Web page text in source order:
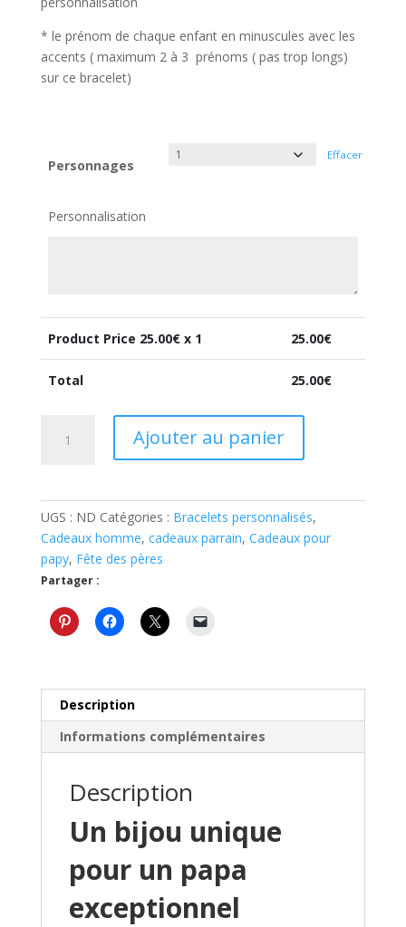
* le prénom de chaque enfant en minuscules avec les
accents ( maximum 2 à 3 prénoms ( pas trop longs)
sur ce bracelet)
Personnages
Effacer
Personnalisation
Product Price 25.00€ x 1 25.00€
Total 25.00€
cadeau
des
Ajouter au panier
UGS : ND Catégories : Bracelets personnalisés,
Cadeaux homme, cadeaux parrain, Cadeaux pour
papy, Fête des pères
Partager :
Description
Informations complémentaires
Description
Un bijou unique
pour un papa
exceptionnel